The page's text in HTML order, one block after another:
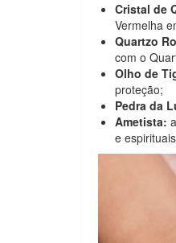
Cristal de
Vermelha
Quartzo
com o
Olho de
proteção;
Pedra da
Ametista:
e